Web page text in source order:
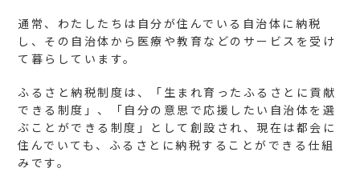
通常、わたしたちは自分が住んでいる自治体に納税
し、その自治体から医療や教育などのサービスを受け
て暮らしています。
ふるさと納税制度は、「生まれ育ったふるさとに貢献
できる制度」、「自分の意思で応援したい自治体を選
ぶことができる制度」として創設され、現在は都会に
住んでいても、ふるさとに納税することができる仕組
みです。